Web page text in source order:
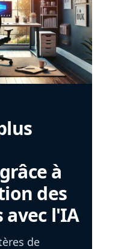
à
des
avec l'IA
de